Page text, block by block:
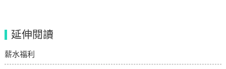
延伸閱讀
薪水福利